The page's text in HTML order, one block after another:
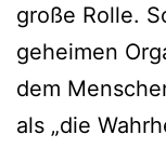
gro­ße Rolle.
gehei­men
dem
als „die